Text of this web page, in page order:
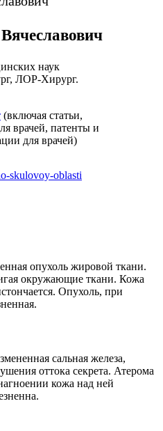
наук
ЛОР-Хирург.
(включая статьи,
врачей, патенты и
для врачей)
опухоль жировой ткани.
окружающие ткани. Кожа
Опухоль, при
сальная железа,
оттока секрета. Атерома
кожа над ней